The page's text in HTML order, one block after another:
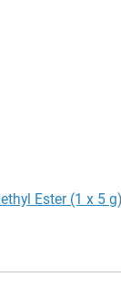
Ester (1 x 5 g)